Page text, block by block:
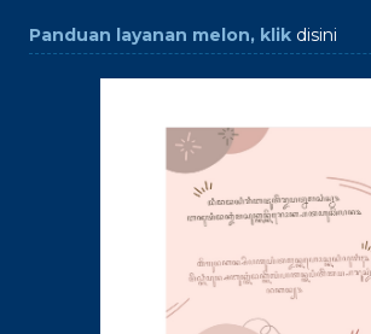
Panduan layanan melon, klik disini